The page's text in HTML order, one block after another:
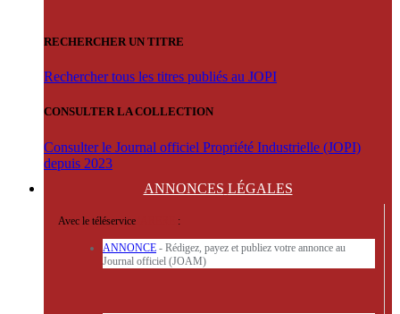
RECHERCHER UN TITRE
Rechercher tous les titres publiés au JOPI
CONSULTER LA COLLECTION
Consulter le Journal officiel Propriété Industrielle (JOPI)
depuis 2023
ANNONCES LÉGALES
Avec le téléservice :
ANNONCE - Rédigez, payez et publiez votre annonce au
Journal officiel (JOAM)